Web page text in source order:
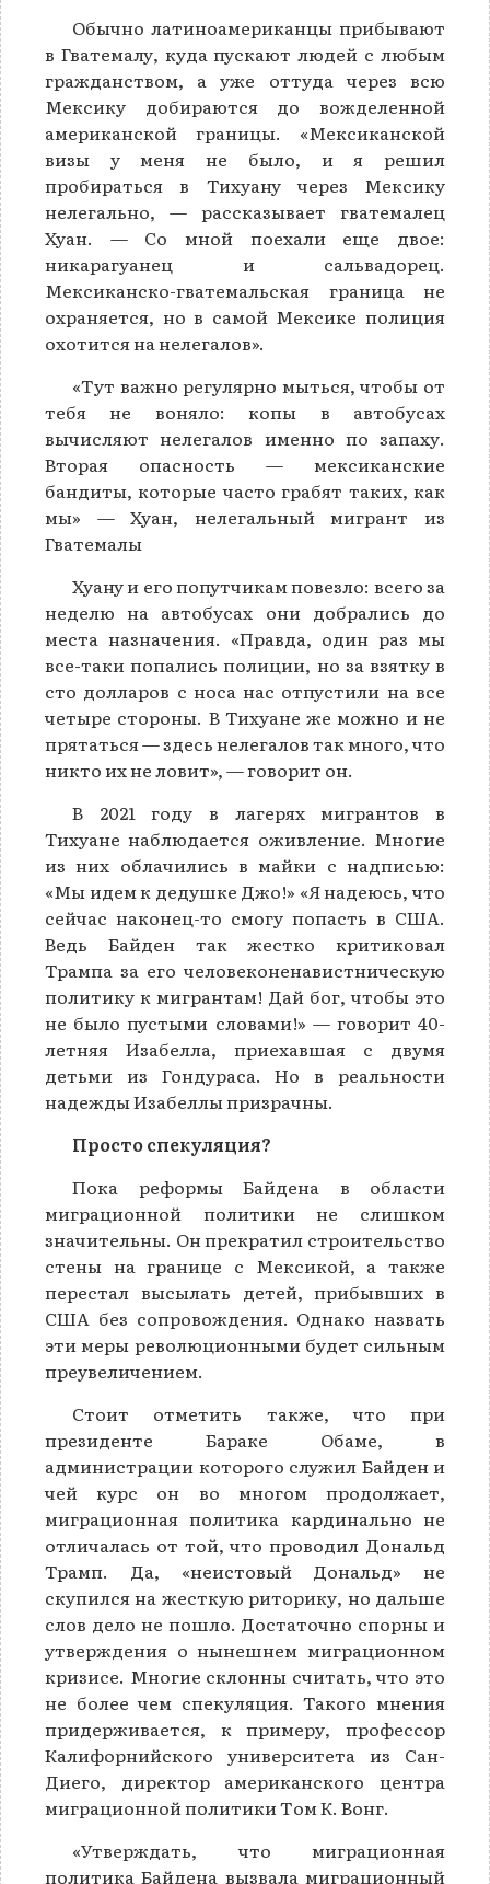
Обычно латиноамериканцы прибывают
в Гватемалу, куда пускают людей с любым
гражданством, а уже оттуда через всю
Мексику добираются до вожделенной
американской границы. «Мексиканской
визы у меня не было, и я решил
пробираться в Тихуану через Мексику
нелегально, — рассказывает гватемалец
Хуан. — Со мной поехали еще двое:
никарагуанец и сальвадорец.
Мексиканско-гватемальская граница не
охраняется, но в самой Мексике полиция
охотится на нелегалов».
«Тут важно регулярно мыться, чтобы от
тебя не воняло: копы в автобусах
вычисляют нелегалов именно по запаху.
Вторая опасность — мексиканские
бандиты, которые часто грабят таких, как
мы» — Хуан, нелегальный мигрант из
Гватемалы
Хуану и его попутчикам повезло: всего за
неделю на автобусах они добрались до
места назначения. «Правда, один раз мы
все-таки попались полиции, но за взятку в
сто долларов с носа нас отпустили на все
четыре стороны. В Тихуане же можно и не
прятаться — здесь нелегалов так много, что
никто их не ловит», — говорит он.
В 2021 году в лагерях мигрантов в
Тихуане наблюдается оживление. Многие
из них облачились в майки с надписью:
«Мы идем к дедушке Джо!» «Я надеюсь, что
сейчас наконец-то смогу попасть в США.
Ведь Байден так жестко критиковал
Трампа за его человеконенавистническую
политику к мигрантам! Дай бог, чтобы это
не было пустыми словами!» — говорит 40-
летняя Изабелла, приехавшая с двумя
детьми из Гондураса. Но в реальности
надежды Изабеллы призрачны.
Просто спекуляция?
Пока реформы Байдена в области
миграционной политики не слишком
значительны. Он прекратил строительство
стены на границе с Мексикой, а также
перестал высылать детей, прибывших в
США без сопровождения. Однако назвать
эти меры революционными будет сильным
преувеличением.
Стоит отметить также, что при
президенте Бараке Обаме, в
администрации которого служил Байден и
чей курс он во многом продолжает,
миграционная политика кардинально не
отличалась от той, что проводил Дональд
Трамп. Да, «неистовый Дональд» не
скупился на жесткую риторику, но дальше
слов дело не пошло. Достаточно спорны и
утверждения о нынешнем миграционном
кризисе. Многие склонны считать, что это
не более чем спекуляция. Такого мнения
придерживается, к примеру, профессор
Калифорнийского университета из Сан-
Диего, директор американского центра
миграционной политики Тoм К. Вонг.
«Утверждать, что миграционная
политика Байдена вызвала миграционный